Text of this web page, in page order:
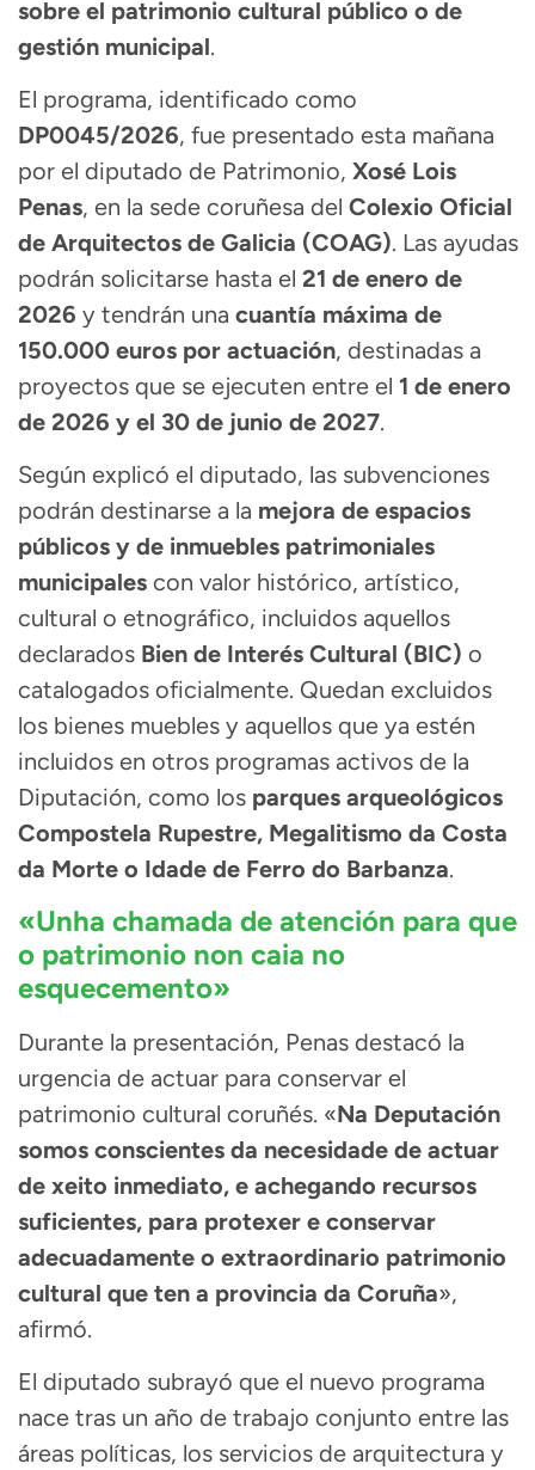
sobre el patrimonio cultural público o de
gestión municipal.
El programa, identificado como
DP0045/2026, fue presentado esta mañana
por el diputado de Patrimonio, Xosé Lois
Penas, en la sede coruñesa del Colexio Oficial
de Arquitectos de Galicia (COAG). Las ayudas
podrán solicitarse hasta el 21 de enero de
2026 y tendrán una cuantía máxima de
150.000 euros por actuación, destinadas a
proyectos que se ejecuten entre el 1 de enero
de 2026 y el 30 de junio de 2027.
Según explicó el diputado, las subvenciones
podrán destinarse a la mejora de espacios
públicos y de inmuebles patrimoniales
municipales con valor histórico, artístico,
cultural o etnográfico, incluidos aquellos
declarados Bien de Interés Cultural (BIC) o
catalogados oficialmente. Quedan excluidos
los bienes muebles y aquellos que ya estén
incluidos en otros programas activos de la
Diputación, como los parques arqueológicos
Compostela Rupestre, Megalitismo da Costa
da Morte o Idade de Ferro do Barbanza.
«Unha chamada de atención para que
o patrimonio non caia no
esquecemento»
Durante la presentación, Penas destacó la
urgencia de actuar para conservar el
patrimonio cultural coruñés. «Na Deputación
somos conscientes da necesidade de actuar
de xeito inmediato, e achegando recursos
suficientes, para protexer e conservar
adecuadamente o extraordinario patrimonio
cultural que ten a provincia da Coruña»,
afirmó.
El diputado subrayó que el nuevo programa
nace tras un año de trabajo conjunto entre las
áreas políticas, los servicios de arquitectura y